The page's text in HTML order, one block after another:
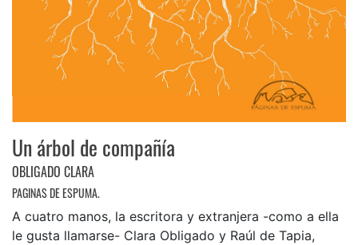
Un árbol de compañía
OBLIGADO CLARA
PAGINAS DE ESPUMA.
A cuatro manos, la escritora y extranjera -como a ella
le gusta llamarse- Clara Obligado y Raúl de Tapia,